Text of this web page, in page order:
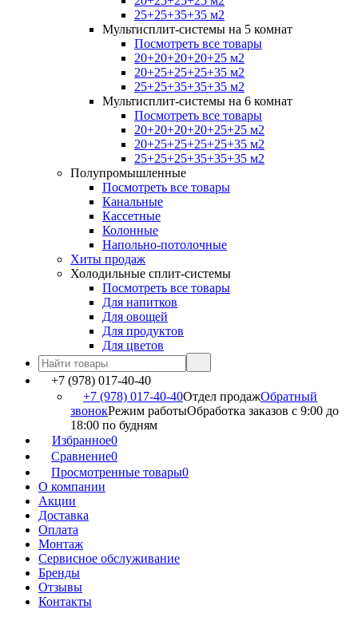
25+25+35+35 м2
Мультисплит-системы на 5 комнат
Посмотреть все товары
20+20+20+20+25 м2
20+25+25+25+35 м2
25+25+35+35+35 м2
Мультисплит-системы на 6 комнат
Посмотреть все товары
20+20+20+20+25+25 м2
20+25+25+25+25+35 м2
25+25+25+35+35+35 м2
Полупромышленные
Посмотреть все товары
Канальные
Кассетные
Колонные
Напольно-потолочные
Хиты продаж
Холодильные сплит-системы
Посмотреть все товары
Для напитков
Для овощей
Для продуктов
Для цветов
+7 (978) 017-40-40
+7 (978) 017-40-40Отдел продажОбратный
звонокРежим работыОбработка заказов с 9:00 до
18:00 по будням
Избранное0
Сравнение0
Просмотренные товары0
О компании
Акции
Доставка
Оплата
Монтаж
Сервисное обслуживание
Бренды
Отзывы
Контакты